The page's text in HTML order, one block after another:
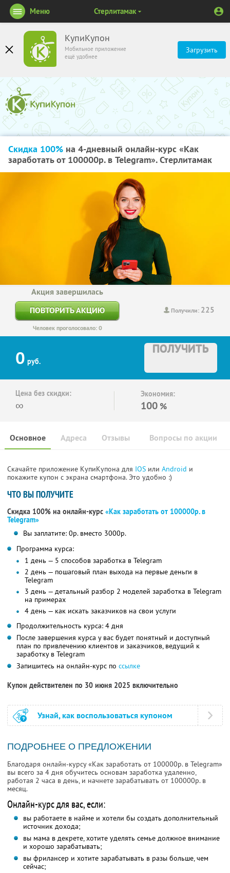
КупиКупон
Мобильное приложение
ещё удобнее
Загрузить
Меню Стерлитамак
Скидка 100% на 4-дневный онлайн-курс «Как
заработать от 100000р. в Telegram». Стерлитамак
Получили: 225
Акция завершилась
ПОВТОРИТЬ АКЦИЮ
Человек проголосовало: 0
0 руб.
ПОЛУЧИТЬ
Цена без скидки:
∞
Экономия:
100 %
Основное Отзывы Вопросы по акции
Адреса
Скачайте приложение КупиКупона для IOS или Android и
покажите купон с экрана смартфона. Это удобно :)
ЧТО ВЫ ПОЛУЧИТЕ
Скидка 100% на онлайн-курс «Как заработать от 100000р. в
Telegram»
Вы заплатите: 0р. вместо 3000р.
Программа курса:
1 день — 5 способов заработка в Telegram
2 день — пошаговый план выхода на первые деньги в
Telegram
3 день — детальный разбор 2 моделей заработка в Telegram
на примерах
4 день — как искать заказчиков на свои услуги
Продолжительность курса: 4 дня
После завершения курса у вас будет понятный и доступный
план по привлечению клиентов и заказчиков, ведущий к
заработку в Telegram
Запишитесь на онлайн-курс по ссылке
Купон действителен по 30 июня 2025 включительно
Узнай, как воспользоваться купоном
ПОДРОБНЕЕ О ПРЕДЛОЖЕНИИ
Благодаря онлайн-курсу «Как заработать от 100000р. в Telegram»
вы всего за 4 дня обучитесь основам заработка удаленно,
работая 2 часа в день, и начнете зарабатывать от 100000р. в
месяц.
Онлайн-курс для вас, если:
вы работаете в найме и хотели бы создать дополнительный
источник дохода;
вы мама в декрете, хотите уделять семье должное внимание
и хорошо зарабатывать;
вы фрилансер и хотите зарабатывать в разы больше, чем
сейчас;